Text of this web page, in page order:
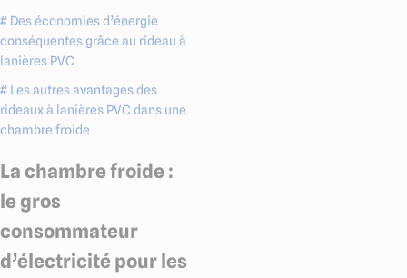
# Des économies d’énergie
conséquentes grâce au rideau à
lanières PVC
# Les autres avantages des
rideaux à lanières PVC dans une
chambre froide
La chambre froide :
le gros
consommateur
d’électricité pour les